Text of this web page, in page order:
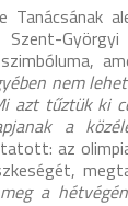
Tanácsának
Szent-
nem
azt tűztük ki
a
az
a